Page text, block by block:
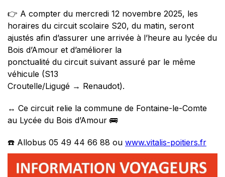
👉 A compter du mercredi 12 novembre 2025, les
horaires du circuit scolaire S20, du matin, seront
ajustés afin d’assurer une arrivée à l’heure au lycée du
Bois d’Amour et d’améliorer la
ponctualité du circuit suivant assuré par le même
véhicule (S13
Croutelle/Ligugé → Renaudot).
↔️ Ce circuit relie la commune de Fontaine-le-Comte
au Lycée du Bois d’Amour 🚌
☎️ Allobus 05 49 44 66 88 ou www.vitalis-poitiers.fr